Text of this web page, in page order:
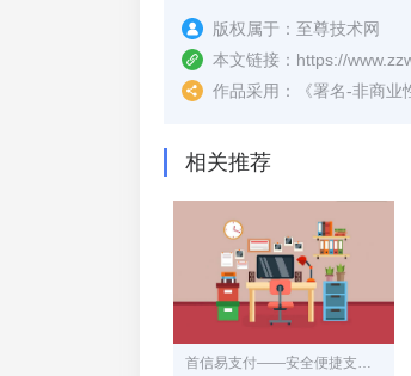
版权属于： 至尊技术网
本文链接： https://
作品采用：
《署名-非商业
相关推荐
首信易支付——安全便捷支付助手